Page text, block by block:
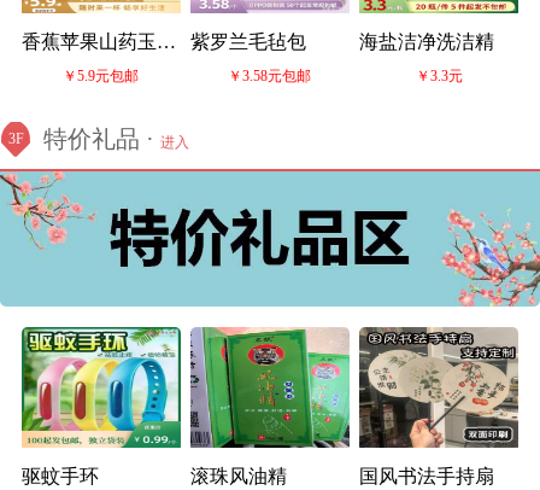
香蕉苹果山药玉米
￥5.9元包邮
紫罗兰毛毡包
￥3.58元包邮
海盐洁净洗洁精
￥3.3元
3F 特价礼品 · 进入
驱蚊手环 滚珠风油精 国风书法手持扇